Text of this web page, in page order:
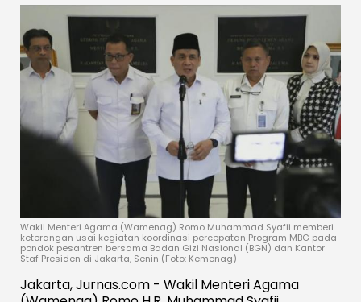
Wakil Menteri Agama (Wamenag) Romo Muhammad Syafii memberi
keterangan usai kegiatan koordinasi percepatan Program MBG pada
pondok pesantren bersama Badan Gizi Nasional (BGN) dan Kantor
Staf Presiden di Jakarta, Senin (Foto: Kemenag)
Jakarta, Jurnas.com - Wakil Menteri Agama